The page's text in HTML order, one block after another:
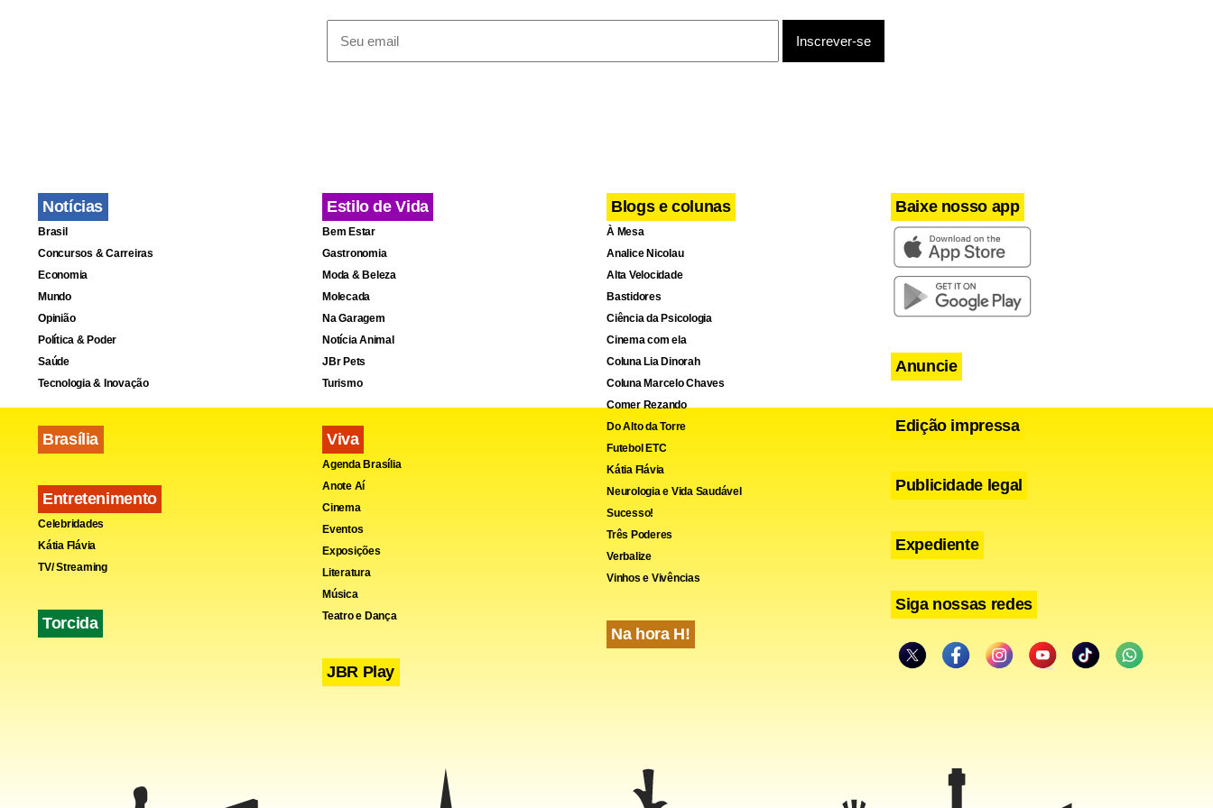
Notícias
Brasil
Concursos & Carreiras
Economia
Mundo
Opinião
Política & Poder
Saúde
Tecnologia & Inovação
Brasília
Entretenimento
Celebridades
Kátia Flávia
TV/ Streaming
Torcida
Estilo de Vida
Bem Estar
Gastronomia
Moda & Beleza
Molecada
Na Garagem
Notícia Animal
JBr Pets
Turismo
Viva
Agenda Brasília
Anote Aí
Cinema
Eventos
Exposições
Literatura
Música
Teatro e Dança
JBR Play
Blogs e colunas
À Mesa
Analice Nicolau
Alta Velocidade
Bastidores
Ciência da Psicologia
Cinema com ela
Coluna Lia Dinorah
Coluna Marcelo Chaves
Comer Rezando
Do Alto da Torre
Futebol ETC
Kátia Flávia
Neurologia e Vida Saudável
Sucesso!
Três Poderes
Verbalize
Vinhos e Vivências
Na hora H!
Baixe nosso app
Anuncie
Edição impressa
Publicidade legal
Expediente
Siga nossas redes